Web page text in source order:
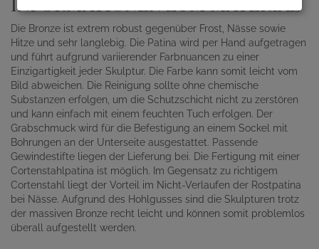
Die Bronze ist extrem robust gegenüber Frost, Nässe sowie
Hitze und sehr langlebig. Die Patina wird per Hand aufgetragen
und führt aufgrund variierender Farbnuancen zu einer
Einzigartigkeit jeder Skulptur. Die Farbe kann somit leicht vom
Bild abweichen. Die Reinigung sollte ohne chemische
Substanzen erfolgen, um die Schutzschicht nicht zu zerstören
und kann einfach mit einem feuchten Tuch erfolgen. Der
Grabschmuck wird für die Befestigung an einem Sockel mit
Bohrungen an der Unterseite ausgestattet. Passende
Gewindestifte liegen der Lieferung bei. Die Fertigung mit einer
Cortenstahlpatina ist möglich. Im Gegensatz zu richtigem
Cortenstahl liegt der Vorteil im Nicht-Verlaufen der Rostpatina
bei Nässe. Aufgrund des Hohlgusses sind die Skulpturen trotz
der massiven Bronze recht leicht und können somit problemlos
überall aufgestellt werden.